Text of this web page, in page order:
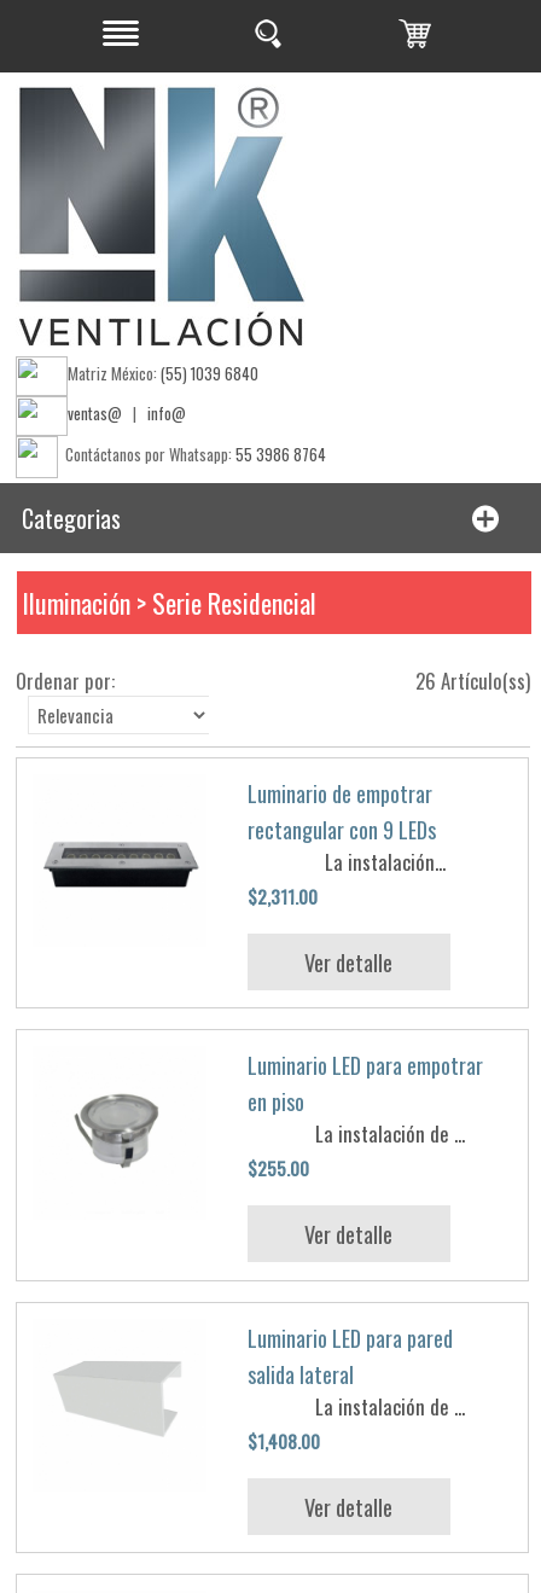
Matriz México:(55) 1039 6840
ventas@ |info@
Contáctanos por Whatsapp:55 3986 8764
Categorias
Iluminación > Serie Residencial
Ordenar por: 26 Artículo(ss)
Luminario de empotrar
rectangular con 9 LEDs
La instalación...
$2,311.00
Ver detalle
Luminario LED para empotrar
en piso
La instalación de ...
$255.00
Ver detalle
Luminario LED para pared
salida lateral
La instalación de ...
$1,408.00
Ver detalle